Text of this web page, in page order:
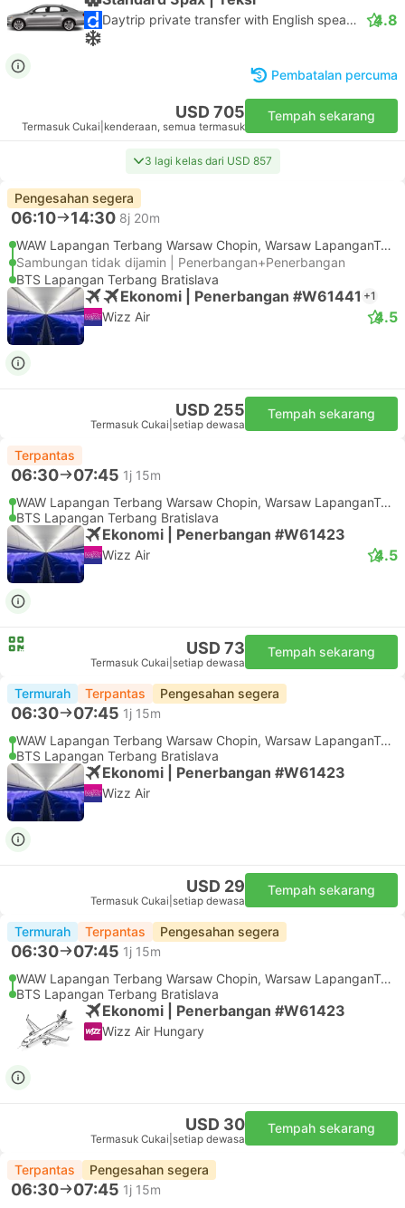
Daytrip private transfer with English speaking driver 4.8
Pembatalan percuma
USD 705
Termasuk Cukai kenderaan, semua termasuk
Tempah sekarang
3 lagi kelas dari USD 857
Pengesahan segera
06:10 14:30 8j 20m
WAW Lapangan Terbang Warsaw Chopin, Warsaw LapanganTerbang
Sambungan tidak dijamin | Penerbangan+Penerbangan
BTS Lapangan Terbang Bratislava
Ekonomi | Penerbangan #W61441 +1
Wizz Air 4.5
USD 255
Termasuk Cukai setiap dewasa
Tempah sekarang
Terpantas
06:30 07:45 1j 15m
WAW Lapangan Terbang Warsaw Chopin, Warsaw LapanganTerbang
BTS Lapangan Terbang Bratislava
Ekonomi | Penerbangan #W61423
Wizz Air 4.5
USD 73
Termasuk Cukai setiap dewasa
Tempah sekarang
Termurah Terpantas Pengesahan segera
06:30 07:45 1j 15m
WAW Lapangan Terbang Warsaw Chopin, Warsaw LapanganTerbang
BTS Lapangan Terbang Bratislava
Ekonomi | Penerbangan #W61423
Wizz Air
USD 29
Termasuk Cukai setiap dewasa
Tempah sekarang
Termurah Terpantas Pengesahan segera
06:30 07:45 1j 15m
WAW Lapangan Terbang Warsaw Chopin, Warsaw LapanganTerbang
BTS Lapangan Terbang Bratislava
Ekonomi | Penerbangan #W61423
Wizz Air Hungary
USD 30
Termasuk Cukai setiap dewasa
Tempah sekarang
Terpantas Pengesahan segera
06:30 07:45 1j 15m